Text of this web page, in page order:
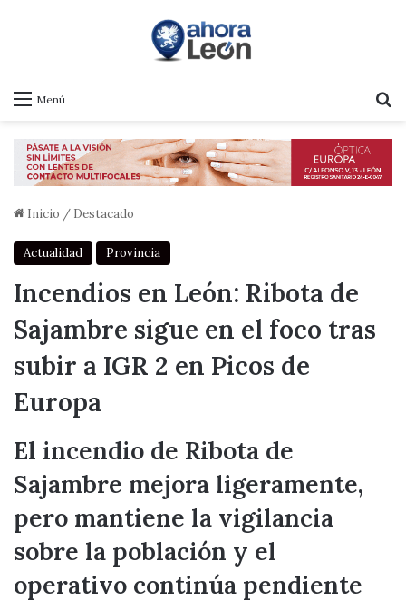
Menú
Inicio / Destacado
Actualidad Provincia
Incendios en León: Ribota de
Sajambre sigue en el foco tras
subir a IGR 2 en Picos de
Europa
El incendio de Ribota de
Sajambre mejora ligeramente,
pero mantiene la vigilancia
sobre la población y el
operativo continúa pendiente